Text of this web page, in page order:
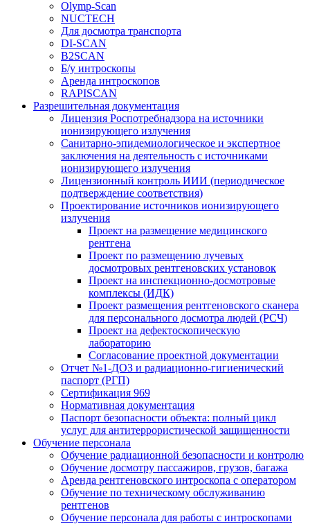
Olymp-Scan
NUCTECH
Для досмотра транспорта
DI-SCAN
B2SCAN
Б/у интроскопы
Аренда интроскопов
RAPISCAN
Разрешительная документация
Лицензия Роспотребнадзора на источники
ионизирующего излучения
Санитарно-эпидемиологическое и экспертное
заключения на деятельность с источниками
ионизирующего излучения
Лицензионный контроль ИИИ (периодическое
подтверждение соответствия)
Проектирование источников ионизирующего
излучения
Проект на размещение медицинского
рентгена
Проект по размещению лучевых
досмотровых рентгеновских установок
Проект на инспекционно-досмотровые
комплексы (ИДК)
Проект размещения рентгеновского сканера
для персонального досмотра людей (РСЧ)
Проект на дефектоскопическую
лабораторию
Согласование проектной документации
Отчет №1-ДОЗ и радиационно-гигиенический
паспорт (РГП)
Сертификация 969
Нормативная документация
Паспорт безопасности объекта: полный цикл
услуг для антитеррористической защищенности
Обучение персонала
Обучение радиационной безопасности и контролю
Обучение досмотру пассажиров, грузов, багажа
Аренда рентгеновского интроскопа с оператором
Обучение по техническому обслуживанию
рентгенов
Обучение персонала для работы с интроскопами